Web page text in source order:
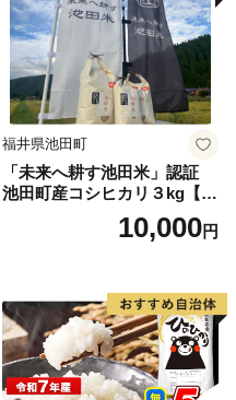
福井県池田町
「未来へ耕す池田米」認証
池田町産コシヒカリ３kg【お
1人様につき３セットまで】
10,000円